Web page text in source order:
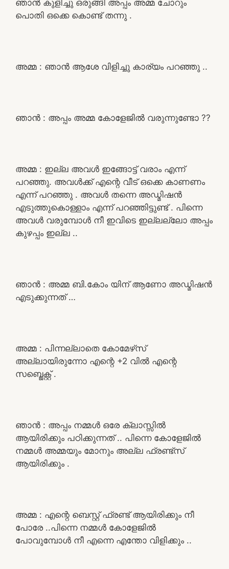
ഞാൻ കുളിച്ചു ഒരുങ്ങി അപ്പം അമ്മ ചോറും
പൊതി ഒക്കെ കൊണ്ട് തന്നു .
അമ്മ : ഞാൻ ആശേ വിളിച്ചു കാര്യം പറഞ്ഞു ..
ഞാൻ : അപ്പം അമ്മ കോളേജിൽ വരുന്നുണ്ടോ ??
അമ്മ : ഇല്ല അവൾ ഇങ്ങോട്ട് വരാം എന്ന്
പറഞ്ഞു. അവൾക്ക് എന്റെ വീട് ഒക്കെ കാണണം
എന്ന് പറഞ്ഞു . അവൾ തന്നെ അഡ്മിഷൻ
എടുത്തുകൊള്ളാം എന്ന് പറഞ്ഞിട്ടുണ്ട് . പിന്നെ
അവൾ വരുമ്പോൾ നീ ഇവിടെ ഇല്ലല്ലോ അപ്പം
കുഴപ്പം ഇല്ല ..
ഞാൻ : അമ്മ ബി.കോം യിന് ആണോ അഡ്മിഷൻ
എടുക്കുന്നത് …
അമ്മ : പിന്നല്ലാതെ കോമേഴ്‌സ്
അല്ലായിരുന്നോ എന്റെ +2 വിൽ എന്റെ
സബ്ജെക്റ്റ് .
ഞാൻ : അപ്പം നമ്മൾ ഒരേ ക്ലാസ്സിൽ
ആയിരിക്കും പഠിക്കുന്നത് .. പിന്നെ കോളേജിൽ
നമ്മൾ അമ്മയും മോനും അല്ല ഫ്രണ്ട്‌സ്
ആയിരിക്കും .
അമ്മ : എന്റെ ബെസ്റ്റ് ഫ്രണ്ട് ആയിരിക്കും നീ
പോരേ ..പിന്നെ നമ്മൾ കോളേജിൽ
പോവുമ്പോൾ നീ എന്നെ എന്തോ വിളിക്കും ..